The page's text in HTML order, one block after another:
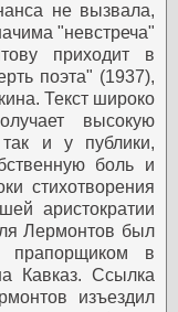
не вызвала,
"невстреча"
приходит в
поэта" (1937),
Текст широко
высокую
и у публики,
боль и
стихотворения
аристократии
Лермонтов был
прапорщиком в
Кавказ. Ссылка
изъездил